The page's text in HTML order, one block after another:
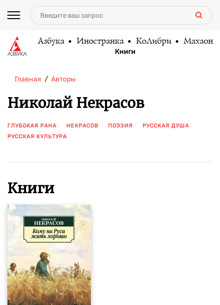
Азбука Иностранка КоЛибри Махаон
Книги
Главная Авторы
Николай Некрасов
ГЛУБОКАЯ РАНА НЕКРАСОВ ПОЭЗИЯ
РУССКАЯ ДУША
РУССКАЯ КУЛЬТУРА
Книги